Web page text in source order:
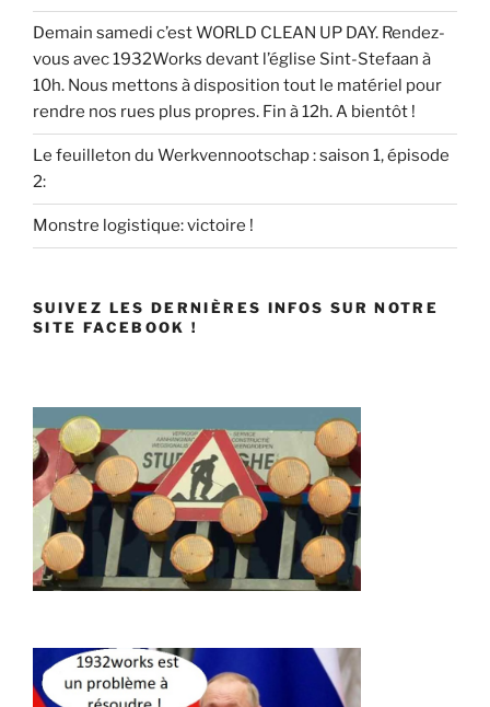
Demain samedi c’est WORLD CLEAN UP DAY. Rendez-
vous avec 1932Works devant l’église Sint-Stefaan à
10h. Nous mettons à disposition tout le matériel pour
rendre nos rues plus propres. Fin à 12h. A bientôt !
Le feuilleton du Werkvennootschap : saison 1, épisode
2:
Monstre logistique: victoire !
SUIVEZ LES DERNIÈRES INFOS SUR NOTRE
SITE FACEBOOK !